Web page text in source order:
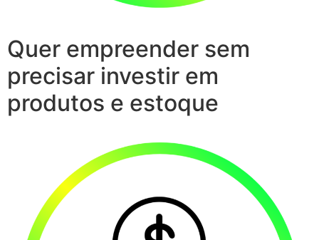
Quer empreender sem
precisar investir em
produtos e estoque